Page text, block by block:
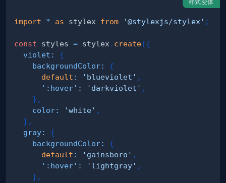
样式变体
import * as stylex from '@stylexjs/stylex' ;
const styles = stylex . create({
violet :
{
backgroundColor:
{
default : 'blueviolet' ,
':hover' : 'darkviolet' ,
} ,
color: 'white' ,
} ,
gray:
{
backgroundColor:
{
default : 'gainsboro' ,
':hover' : 'lightgray' ,
} ,